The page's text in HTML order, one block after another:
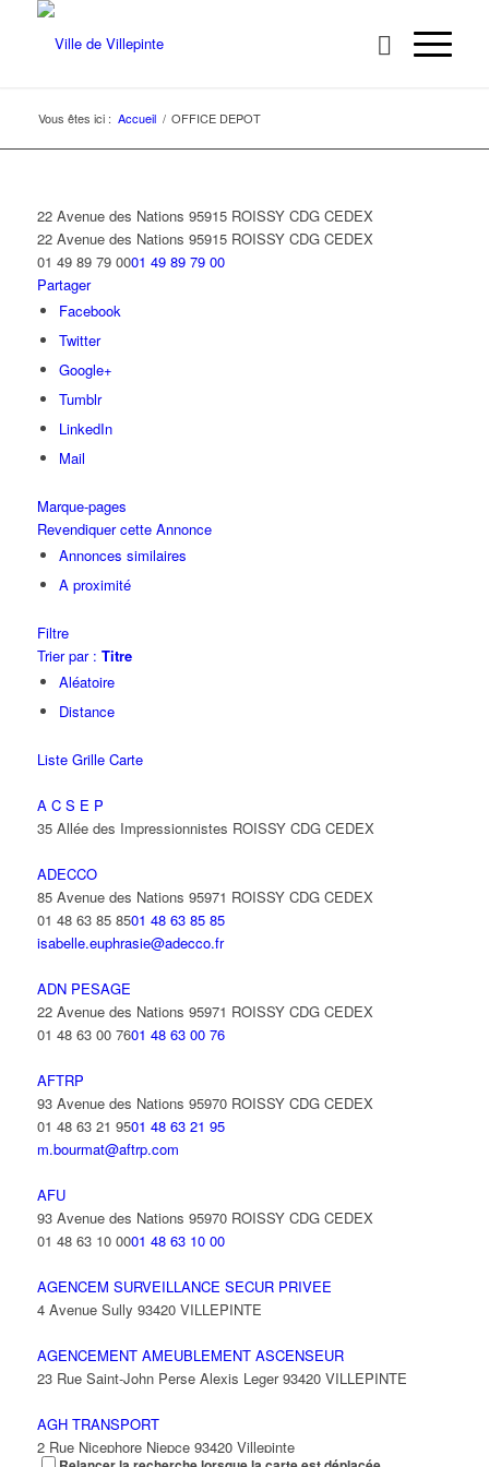
Vous êtes ici : Accueil / OFFICE DEPOT
22 Avenue des Nations 95915 ROISSY CDG CEDEX
22 Avenue des Nations 95915 ROISSY CDG CEDEX
01 49 89 79 0001 49 89 79 00
Partager
Facebook
Twitter
Google+
Tumblr
LinkedIn
Mail
Marque-pages
Revendiquer cette Annonce
Annonces similaires
A proximité
Filtre
Trier par : Titre
Aléatoire
Distance
Liste Grille Carte
A C S E P
35 Allée des Impressionnistes ROISSY CDG CEDEX
ADECCO
85 Avenue des Nations 95971 ROISSY CDG CEDEX
01 48 63 85 8501 48 63 85 85
isabelle.euphrasie@adecco.fr
ADN PESAGE
22 Avenue des Nations 95971 ROISSY CDG CEDEX
01 48 63 00 7601 48 63 00 76
AFTRP
93 Avenue des Nations 95970 ROISSY CDG CEDEX
01 48 63 21 9501 48 63 21 95
m.bourmat@aftrp.com
AFU
93 Avenue des Nations 95970 ROISSY CDG CEDEX
01 48 63 10 0001 48 63 10 00
AGENCEM SURVEILLANCE SECUR PRIVEE
4 Avenue Sully 93420 VILLEPINTE
AGENCEMENT AMEUBLEMENT ASCENSEUR
23 Rue Saint-John Perse Alexis Leger 93420 VILLEPINTE
AGH TRANSPORT
2 Rue Nicephore Niepce 93420 Villepinte